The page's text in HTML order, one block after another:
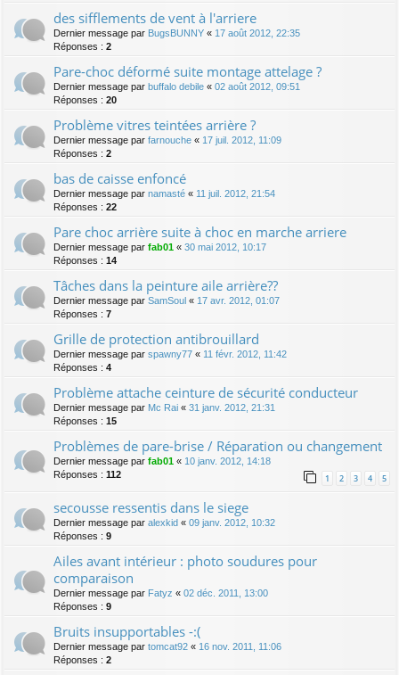
des sifflements de vent à l'arriere
Dernier message par BugsBUNNY « 17 août 2012, 22:35
Réponses : 2
Pare-choc déformé suite montage attelage ?
Dernier message par buffalo debile « 02 août 2012, 09:51
Réponses : 20
Problème vitres teintées arrière ?
Dernier message par farnouche « 17 juil. 2012, 11:09
Réponses : 2
bas de caisse enfoncé
Dernier message par namasté « 11 juil. 2012, 21:54
Réponses : 22
Pare choc arrière suite à choc en marche arriere
Dernier message par fab01 « 30 mai 2012, 10:17
Réponses : 14
Tâches dans la peinture aile arrière??
Dernier message par SamSoul « 17 avr. 2012, 01:07
Réponses : 7
Grille de protection antibrouillard
Dernier message par spawny77 « 11 févr. 2012, 11:42
Réponses : 4
Problème attache ceinture de sécurité conducteur
Dernier message par Mc Rai « 31 janv. 2012, 21:31
Réponses : 15
Problèmes de pare-brise / Réparation ou changement
Dernier message par fab01 « 10 janv. 2012, 14:18
Réponses : 112 1 2 3 4 5
secousse ressentis dans le siege
Dernier message par alexkid « 09 janv. 2012, 10:32
Réponses : 9
Ailes avant intérieur : photo soudures pour
comparaison
Dernier message par Fatyz « 02 déc. 2011, 13:00
Réponses : 9
Bruits insupportables -:(
Dernier message par tomcat92 « 16 nov. 2011, 11:06
Réponses : 2